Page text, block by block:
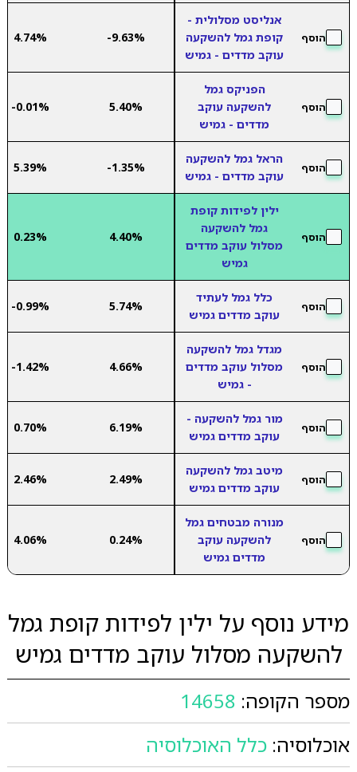
הוסף
אנליסט מסלולית -
קופת גמל להשקעה
עוקב מדדים - גמיש
-9.63%
4.74%
הוסף
הפניקס גמל
להשקעה עוקב
מדדים - גמיש
5.40%
-0.01%
הוסף
הראל גמל להשקעה
עוקב מדדים - גמיש
-1.35%
5.39%
הוסף
ילין לפידות קופת
גמל להשקעה
מסלול עוקב מדדים
גמיש
4.40%
0.23%
הוסף
כלל גמל לעתיד
עוקב מדדים גמיש
5.74%
-0.99%
הוסף
מגדל גמל להשקעה
מסלול עוקב מדדים
- גמיש
4.66%
-1.42%
הוסף
מור גמל להשקעה -
עוקב מדדים גמיש
6.19%
0.70%
הוסף
מיטב גמל להשקעה
עוקב מדדים גמיש
2.49%
2.46%
הוסף
מנורה מבטחים גמל
להשקעה עוקב
מדדים גמיש
0.24%
4.06%
מידע נוסף על ילין לפידות קופת גמל
להשקעה מסלול עוקב מדדים גמיש
מספר הקופה: 14658
אוכלוסיה: כלל האוכלוסיה